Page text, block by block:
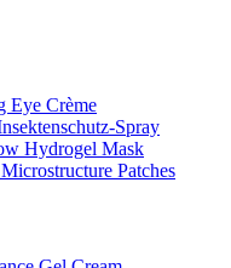
Eye Crème
Spray
Hydrogel Mask
Patches